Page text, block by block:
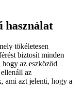
használat
tökéletesen
biztosít minden
az eszközöd
az
ami azt jelenti, hogy a